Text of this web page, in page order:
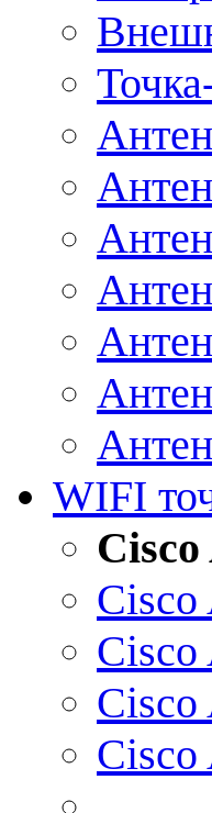
WIFI
Cisco
Cisco
Cisco
Cisco